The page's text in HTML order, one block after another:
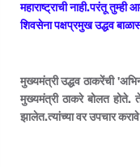
महाराष्ट्राची नाही.परंतू
शिवसेना पक्षप्रमुख उद्धव
मुख्यमंत्री उद्धव ठाकरेंची
मुख्यमंत्री ठाकरे बोलत होते.
झालेत.त्यांच्या वर उपचार